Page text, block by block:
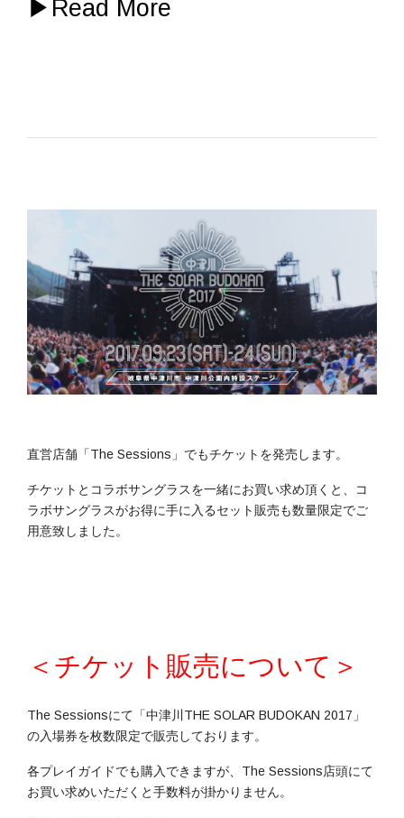
▶ Read More
直営店舗「The Sessions」でもチケットを発売します。
チケットとコラボサングラスを一緒にお買い求め頂くと、コ
ラボサングラスがお得に手に入るセット販売も数量限定でご
用意致しました。
＜チケット販売について＞
The Sessionsにて「中津川THE SOLAR BUDOKAN 2017」
の入場券を枚数限定で販売しております。
各プレイガイドでも購入できますが、The Sessions店頭にて
お買い求めいただくと手数料が掛かりません。